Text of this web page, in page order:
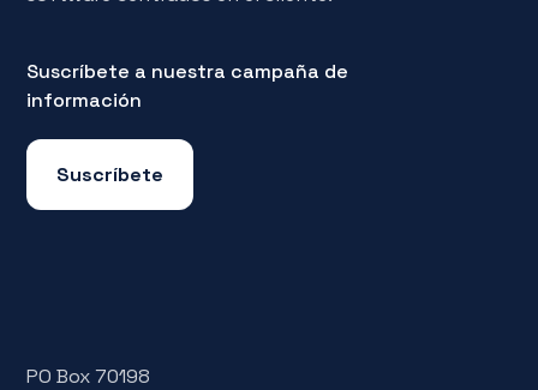
Suscríbete a nuestra campaña de
información
Suscríbete
PO Box 70198